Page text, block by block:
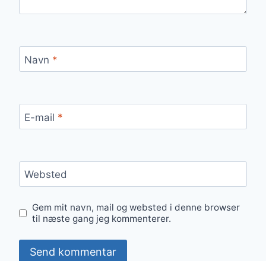
Navn *
E-mail *
Websted
Gem mit navn, mail og websted i denne browser
til næste gang jeg kommenterer.